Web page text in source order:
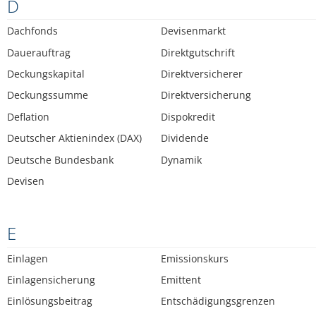
D
Dachfonds
Dauerauftrag
Deckungskapital
Deckungssumme
Deflation
Deutscher Aktienindex (DAX)
Deutsche Bundesbank
Devisen
Devisenmarkt
Direktgutschrift
Direktversicherer
Direktversicherung
Dispokredit
Dividende
Dynamik
E
Einlagen
Einlagensicherung
Einlösungsbeitrag
Emissionskurs
Emittent
Entschädigungsgrenzen